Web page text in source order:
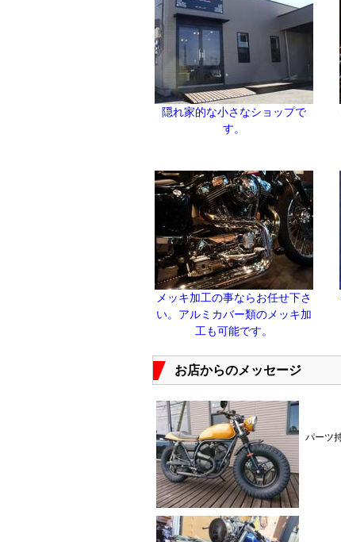
隠れ家的な小さなショップで
す。
メッキ加工の事ならお任せ下さ
い。アルミカバー類のメッキ加
工も可能です。
お店からのメッセージ
パーツ